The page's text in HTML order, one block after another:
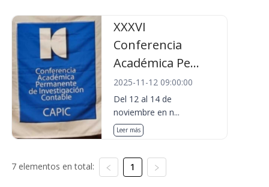
XXXVI
Conferencia
Académica Pe...
2025-11-12 09:00:00
Del 12 al 14 de
noviembre en n...
Leer más
7 elementos en total: 1